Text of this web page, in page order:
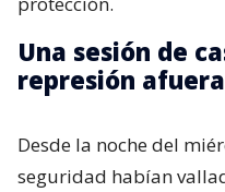
Una sesión de
represión afuera
Desde la noche del
seguridad habían